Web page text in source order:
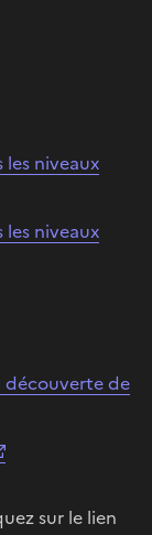
niveaux
niveaux
découverte de
sur le lien